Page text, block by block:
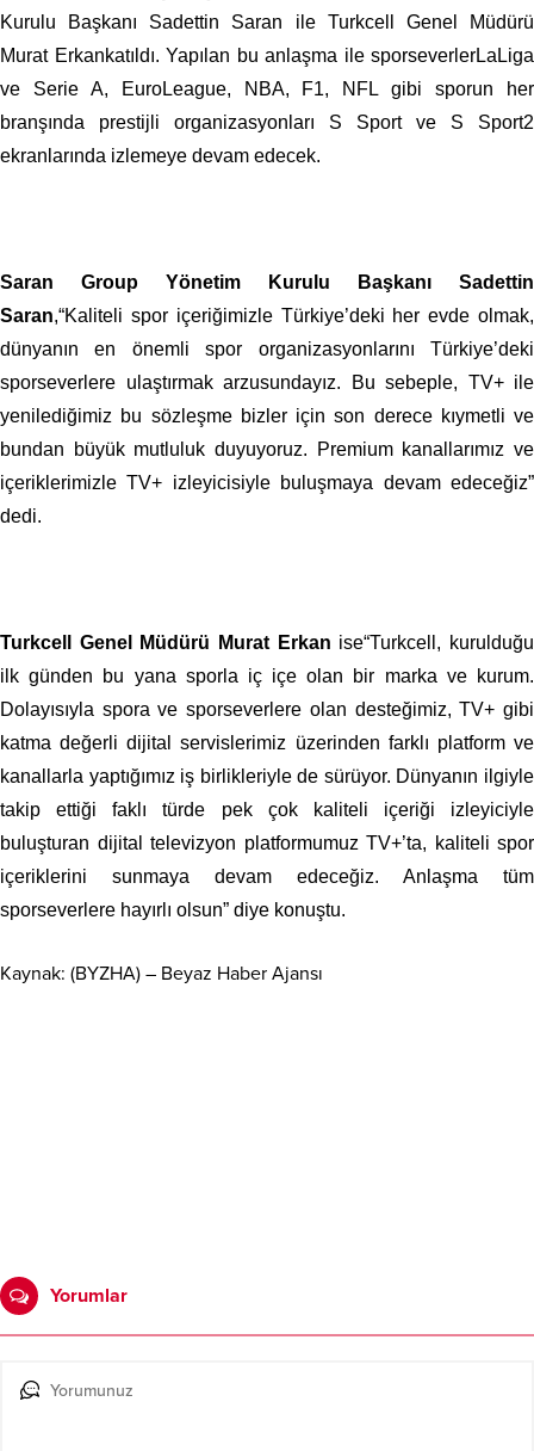
Kurulu Başkanı Sadettin Saran ile Turkcell Genel Müdürü
Murat Erkankatıldı. Yapılan bu anlaşma ile sporseverlerLaLiga
ve Serie A, EuroLeague, NBA, F1, NFL gibi sporun her
branşında prestijli organizasyonları S Sport ve S Sport2
ekranlarında izlemeye devam edecek.
Saran Group Yönetim Kurulu Başkanı Sadettin
Saran,“Kaliteli spor içeriğimizle Türkiye’deki her evde olmak,
dünyanın en önemli spor organizasyonlarını Türkiye’deki
sporseverlere ulaştırmak arzusundayız. Bu sebeple, TV+ ile
yenilediğimiz bu sözleşme bizler için son derece kıymetli ve
bundan büyük mutluluk duyuyoruz. Premium kanallarımız ve
içeriklerimizle TV+ izleyicisiyle buluşmaya devam edeceğiz”
dedi.
Turkcell Genel Müdürü Murat Erkan ise“Turkcell, kurulduğu
ilk günden bu yana sporla iç içe olan bir marka ve kurum.
Dolayısıyla spora ve sporseverlere olan desteğimiz, TV+ gibi
katma değerli dijital servislerimiz üzerinden farklı platform ve
kanallarla yaptığımız iş birlikleriyle de sürüyor. Dünyanın ilgiyle
takip ettiği faklı türde pek çok kaliteli içeriği izleyiciyle
buluşturan dijital televizyon platformumuz TV+’ta, kaliteli spor
içeriklerini sunmaya devam edeceğiz. Anlaşma tüm
sporseverlere hayırlı olsun” diye konuştu.
Kaynak: (BYZHA) – Beyaz Haber Ajansı
Yorumlar